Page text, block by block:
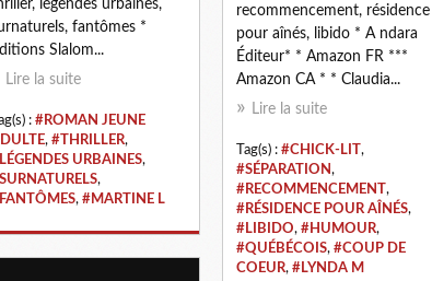
légendes urbaines,
fantômes *
Slalom...
Lire la suite
: #ROMAN JEUNE
, #THRILLER,
URBAINES,
,
, #MARTINE L
recommencement, résidence
pour aînés, libido * A ndara
Éditeur* * Amazon FR ***
Amazon CA * * Claudia...
Lire la suite
Tag(s) : #CHICK-LIT,
#SÉPARATION,
#RECOMMENCEMENT,
#RÉSIDENCE POUR AÎNÉS,
#LIBIDO, #HUMOUR,
#QUÉBÉCOIS, #COUP DE
COEUR, #LYNDA M